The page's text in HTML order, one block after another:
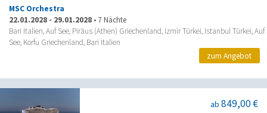
MSC Orchestra
22.01.2028 - 29.01.2028 • 7 Nächte
Bari Italien, Auf See, Piräus (Athen) Griechenland, Izmir Türkei, Istanbul Türkei, Auf
See, Korfu Griechenland, Bari Italien
zum Angebot
ab 849,00 €